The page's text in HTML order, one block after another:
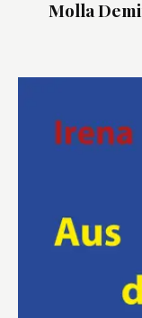
Molla